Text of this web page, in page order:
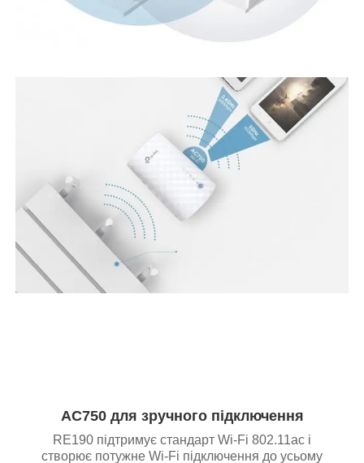
AC750 для зручного підключення
RE190 підтримує стандарт Wi-Fi 802.11ac і
створює потужне Wi-Fi підключення до усьому